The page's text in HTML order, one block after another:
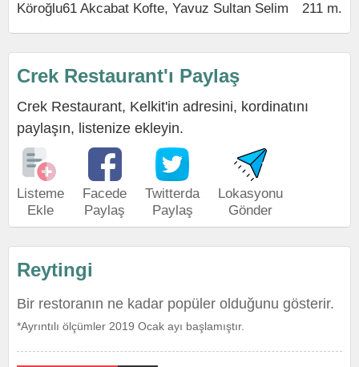
Köroğlu61 Akcabat Kofte, Yavuz Sultan Selim 211 m.
Crek Restaurant'ı Paylaş
Crek Restaurant, Kelkit'in adresini, kordinatını
paylaşın, listenize ekleyin.
Listeme
Ekle
Facede
Paylaş
Twitterda
Paylaş
Lokasyonu
Gönder
Reytingi
Bir restoranın ne kadar popüler olduğunu gösterir.
*Ayrıntılı ölçümler 2019 Ocak ayı başlamıştır.